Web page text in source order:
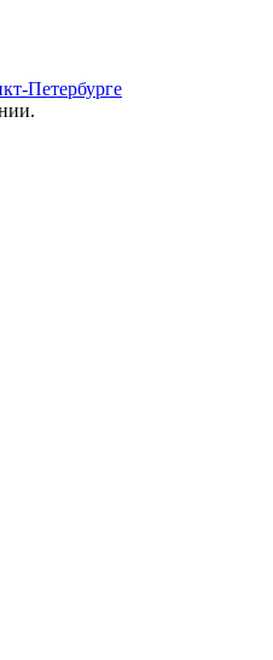
Петербурге